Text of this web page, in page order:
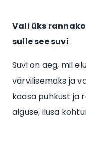
Vali üks
sulle see suvi
Suvi on aeg, mil
värvilisemaks ja
kaasa puhkust ja
alguse, ilusa